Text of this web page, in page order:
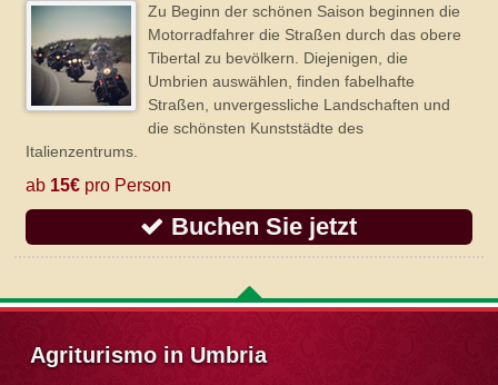
Zu Beginn der schönen Saison beginnen die
Motorradfahrer die Straßen durch das obere
Tibertal zu bevölkern. Diejenigen, die
Umbrien auswählen, finden fabelhafte
Straßen, unvergessliche Landschaften und
die schönsten Kunststädte des
Italienzentrums.
ab 15€ pro Person
Buchen Sie jetzt
Agriturismo in Umbria